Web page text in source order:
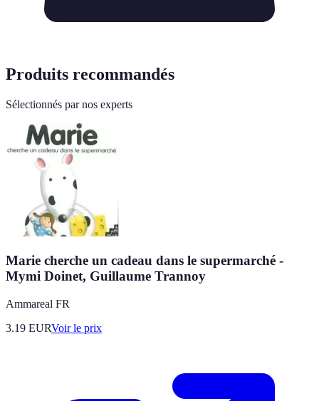
Produits recommandés
Sélectionnés par nos experts
Marie cherche un cadeau dans le supermarché -
Mymi Doinet, Guillaume Trannoy
Ammareal FR
3.19 EURVoir le prix